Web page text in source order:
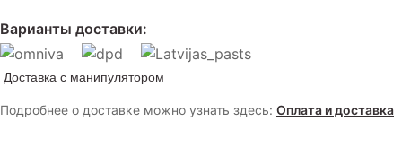
Варианты доставки:
Доставка с манипулятором
Подробнее о доставке можно узнать здесь: Оплата и доставка